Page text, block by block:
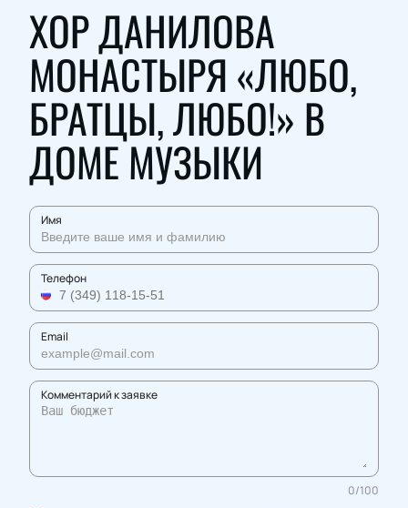
ХОР ДАНИЛОВА
МОНАСТЫРЯ «ЛЮБО,
БРАТЦЫ, ЛЮБО!» В
ДОМЕ МУЗЫКИ
Имя
Телефон
Email
Комментарий к заявке
0/100